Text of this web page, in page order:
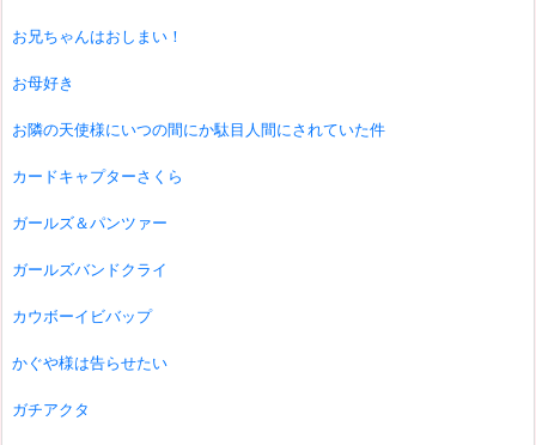
お兄ちゃんはおしまい！
お母好き
お隣の天使様にいつの間にか駄目人間にされていた件
カードキャプターさくら
ガールズ＆パンツァー
ガールズバンドクライ
カウボーイビバップ
かぐや様は告らせたい
ガチアクタ